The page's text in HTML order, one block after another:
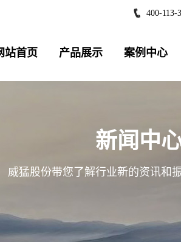
400-113-
站首页 产品展示 案例中心
新闻中
威猛股份带您了解行业新的资讯和